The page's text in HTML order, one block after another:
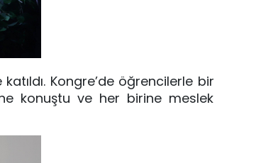
Kongre’de öğrencilerle bir
konuştu ve her birine meslek